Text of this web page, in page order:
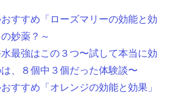
すすめ「ローズマリーの効能と効
妙薬？～
最強はこの３つ〜試して本当に効
、８個中３個だった体験談〜
すすめ「オレンジの効能と効果」